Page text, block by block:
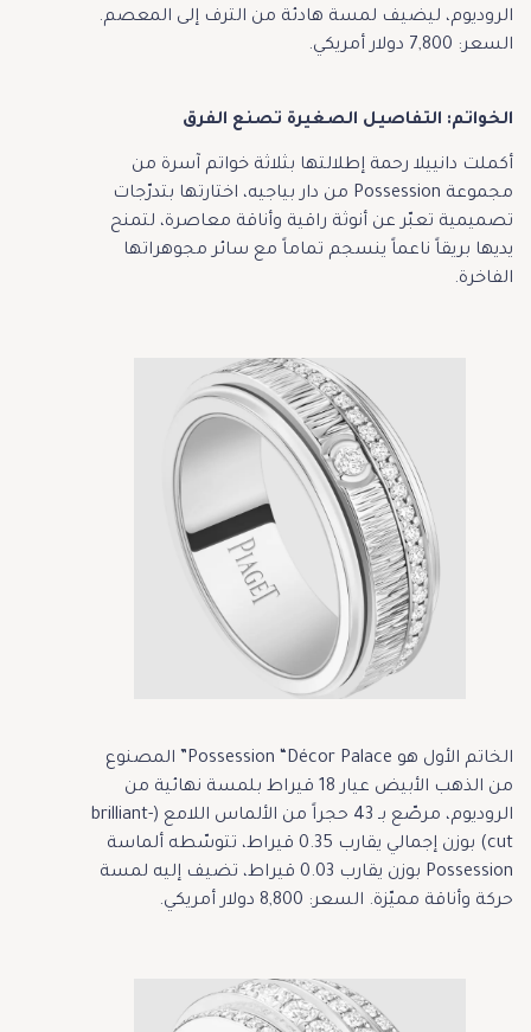
الروديوم، ليضيف لمسة هادئة من الترف إلى المعصم.
السعر: 7,800 دولار أمريكي.
الخواتم: التفاصيل الصغيرة تصنع الفرق
أكملت دانييلا رحمة إطلالتها بثلاثة خواتم آسرة من
مجموعة Possession من دار بياجيه، اختارتها بتدرّجات
تصميمية تعبّر عن أنوثة راقية وأناقة معاصرة، لتمنح
يديها بريقاً ناعماً ينسجم تماماً مع سائر مجوهراتها
الفاخرة.
الخاتم الأول هو Possession “Décor Palace” المصنوع
من الذهب الأبيض عيار 18 قيراط بلمسة نهائية من
الروديوم، مرصّع بـ 43 حجراً من الألماس اللامع (brilliant-
cut) بوزن إجمالي يقارب 0.35 قيراط، تتوسّطه ألماسة
Possession بوزن يقارب 0.03 قيراط، تضيف إليه لمسة
حركة وأناقة مميّزة. السعر: 8,800 دولار أمريكي.